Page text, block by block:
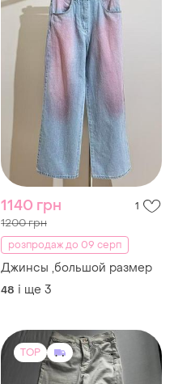
1140 грн 1
1200 грн
розпродаж до 09 серп
Джинсы ,большой размер
48 і ще 3
TOP